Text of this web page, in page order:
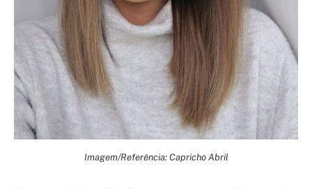
Imagem/Referência: Capricho Abril